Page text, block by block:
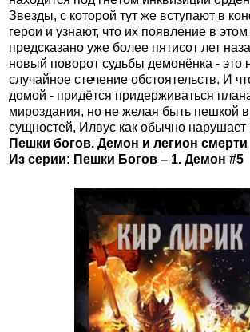
Звезды, с которой тут же вступают в
герои и узнают, что их появление в
предсказано уже более пятисот лет
новый поворот судьбы демонёнка - это
случайное стечение обстоятельств. И
домой - придётся придерживаться
мироздания, но не желая быть пешкой
сущностей, Илвус как обычно нарушает
Пешки богов. Демон и легион смерти
Из серии: Пешки Богов – 1. Демон #5